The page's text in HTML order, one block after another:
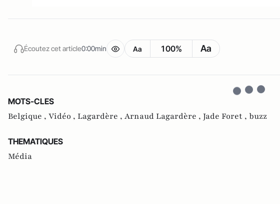
Écoutez cet article0:00min Aa 100% Aa
MOTS-CLES
Belgique , Vidéo , Lagardère , Arnaud Lagardère , Jade Foret , buzz
THEMATIQUES
Média